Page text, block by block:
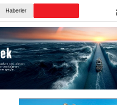
Haberler